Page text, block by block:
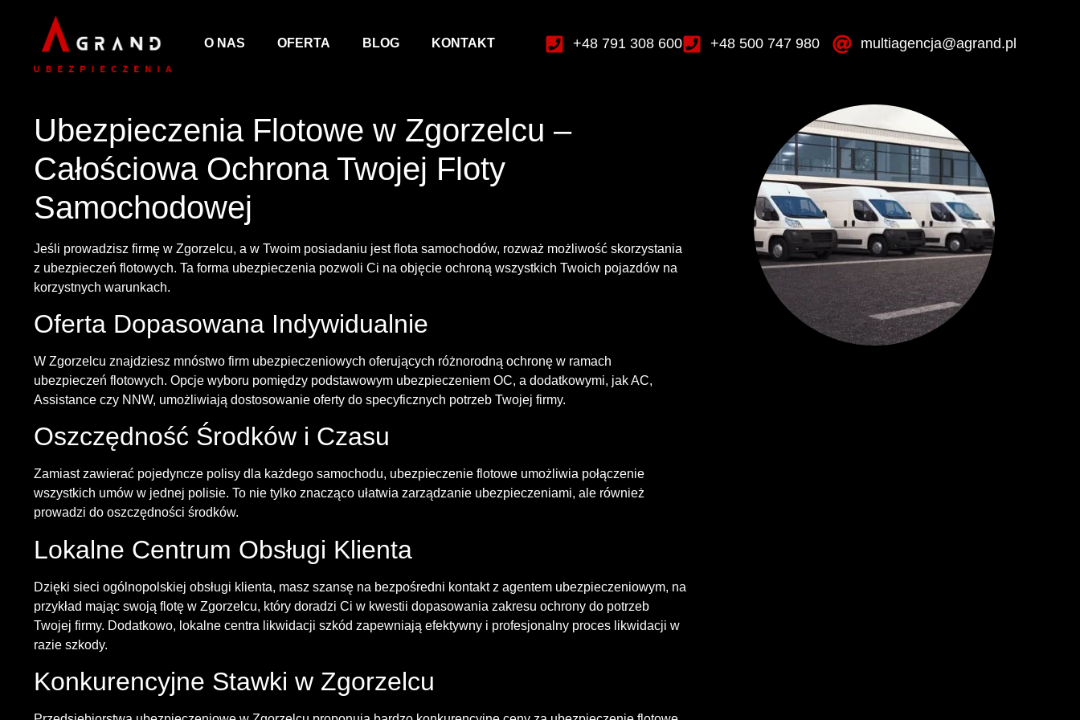
O NAS OFERTA BLOG KONTAKT +48 791 308 600 +48 500 747 980 multiagencja@agrand.pl
Ubezpieczenia Flotowe w Zgorzelcu –
Całościowa Ochrona Twojej Floty
Samochodowej
Jeśli prowadzisz firmę w Zgorzelcu, a w Twoim posiadaniu jest flota samochodów, rozważ możliwość skorzystania
z ubezpieczeń flotowych. Ta forma ubezpieczenia pozwoli Ci na objęcie ochroną wszystkich Twoich pojazdów na
korzystnych warunkach.
Oferta Dopasowana Indywidualnie
W Zgorzelcu znajdziesz mnóstwo firm ubezpieczeniowych oferujących różnorodną ochronę w ramach
ubezpieczeń flotowych. Opcje wyboru pomiędzy podstawowym ubezpieczeniem OC, a dodatkowymi, jak AC,
Assistance czy NNW, umożliwiają dostosowanie oferty do specyficznych potrzeb Twojej firmy.
Oszczędność Środków i Czasu
Zamiast zawierać pojedyncze polisy dla każdego samochodu, ubezpieczenie flotowe umożliwia połączenie
wszystkich umów w jednej polisie. To nie tylko znacząco ułatwia zarządzanie ubezpieczeniami, ale również
prowadzi do oszczędności środków.
Lokalne Centrum Obsługi Klienta
Dzięki sieci ogólnopolskiej obsługi klienta, masz szansę na bezpośredni kontakt z agentem ubezpieczeniowym, na
przykład mając swoją flotę w Zgorzelcu, który doradzi Ci w kwestii dopasowania zakresu ochrony do potrzeb
Twojej firmy. Dodatkowo, lokalne centra likwidacji szkód zapewniają efektywny i profesjonalny proces likwidacji w
razie szkody.
Konkurencyjne Stawki w Zgorzelcu